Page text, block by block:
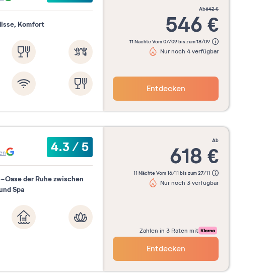
Komfort
ab642€
546 €
11 Nächte Vom 07/09 bis zum 18/09
Nur noch 4 verfügbar
Entdecken
4.3/5
der Ruhe zwischen
Spa
ab
618 €
11 Nächte Vom 16/11 bis zum 27/11
Nur noch 3 verfügbar
Zahlen in 3 Raten mit
Entdecken